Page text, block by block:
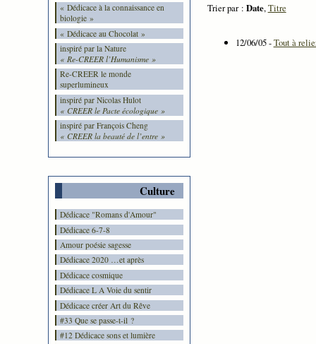
« Dédicace à la connaissance en
biologie »
« Dédicace au Chocolat »
inspiré par la Nature
« Re-CREER l’Humanisme »
Re-CREER le monde
superlumineux
inspiré par Nicolas Hulot
« CREER le Pacte écologique »
inspiré par François Cheng
« CREER la beauté de l’entre »
Culture
Dédicace "Romans d'Amour"
Dédicace 6-7-8
Amour poésie sagesse
Dédicace 2020 …et après
Dédicace cosmique
Dédicace L A Voie du sentir
Dédicace créer Art du Rêve
#33 Que se passe-t-il ?
#12 Dédicace sons et lumière
Trier par : Date,Titre
12/06/05 -Tout à